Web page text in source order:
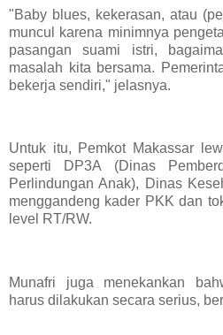
"Baby blues, kekerasan, atau
muncul karena minimnya
pasangan suami istri,
masalah kita bersama.
bekerja sendiri," jelasnya.
Untuk itu, Pemkot Makassar
seperti DP3A (Dinas
Perlindungan Anak), Dinas
menggandeng kader PKK dan
level RT/RW.
Munafri juga menekankan
harus dilakukan secara serius,